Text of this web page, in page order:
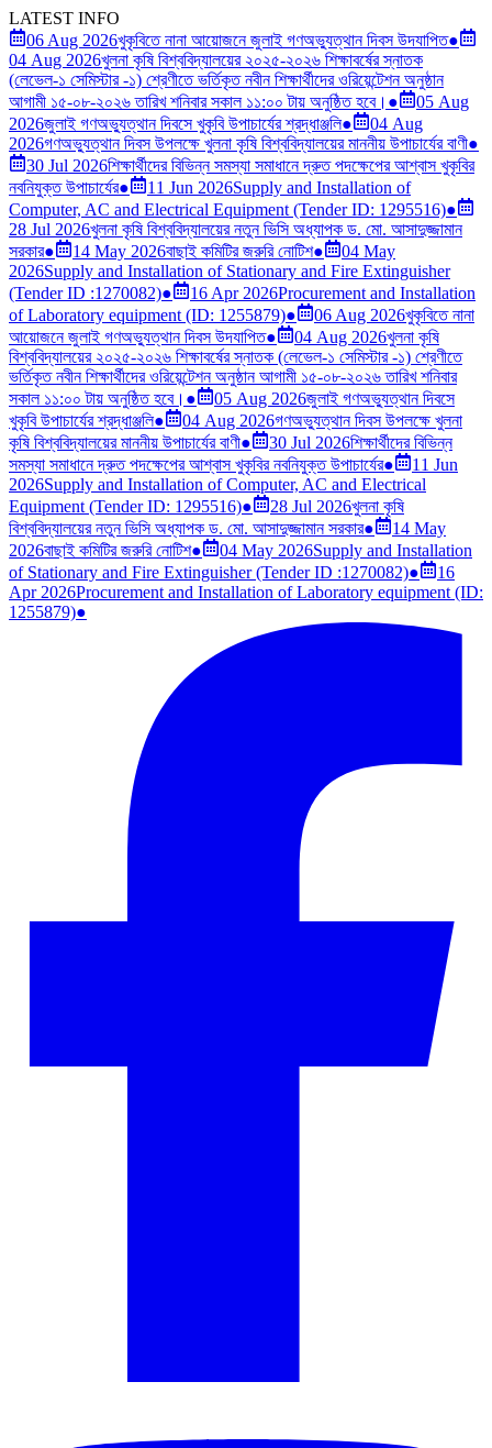
LATEST INFO
06 Aug 2026খুকৃবিতে নানা আয়োজনে জুলাই গণঅভ্যুত্থান দিবস উদযাপিত●
04 Aug 2026খুলনা কৃষি বিশ্ববিদ্যালয়ের ২০২৫-২০২৬ শিক্ষাবর্ষের স্নাতক
(লেভেল-১ সেমিস্টার -১) শ্রেণীতে ভর্তিকৃত নবীন শিক্ষার্থীদের ওরিয়েন্টেশন অনুষ্ঠান
আগামী ১৫-০৮-২০২৬ তারিখ শনিবার সকাল ১১:০০ টায় অনুষ্ঠিত হবে। ●
05 Aug
2026জুলাই গণঅভ্যুত্থান দিবসে খুকৃবি উপাচার্যের শ্রদ্ধাঞ্জলি●
04 Aug
2026গণঅভ্যুত্থান দিবস উপলক্ষে খুলনা কৃষি বিশ্ববিদ্যালয়ের মাননীয় উপাচার্যের বাণী●
30 Jul 2026শিক্ষার্থীদের বিভিন্ন সমস্যা সমাধানে দ্রুত পদক্ষেপের আশ্বাস খুকৃবির
নবনিযুক্ত উপাচার্যের● 11 Jun 2026Supply and Installation of
Computer, AC and Electrical Equipment (Tender ID: 1295516)●
28 Jul 2026খুলনা কৃষি বিশ্ববিদ্যালয়ের নতুন ভিসি অধ্যাপক ড. মো. আসাদুজ্জামান
সরকার● 14 May 2026বাছাই কমিটির জরুরি নোটিশ●
04 May
2026Supply and Installation of Stationary and Fire Extinguisher
(Tender ID :1270082)● 16 Apr 2026Procurement and Installation
of Laboratory equipment (ID: 1255879)● 06 Aug 2026খুকৃবিতে নানা
আয়োজনে জুলাই গণঅভ্যুত্থান দিবস উদযাপিত● 04 Aug 2026খুলনা কৃষি
বিশ্ববিদ্যালয়ের ২০২৫-২০২৬ শিক্ষাবর্ষের স্নাতক (লেভেল-১ সেমিস্টার -১) শ্রেণীতে
ভর্তিকৃত নবীন শিক্ষার্থীদের ওরিয়েন্টেশন অনুষ্ঠান আগামী ১৫-০৮-২০২৬ তারিখ শনিবার
সকাল ১১:০০ টায় অনুষ্ঠিত হবে। ● 05 Aug 2026জুলাই গণঅভ্যুত্থান দিবসে
খুকৃবি উপাচার্যের শ্রদ্ধাঞ্জলি● 04 Aug 2026গণঅভ্যুত্থান দিবস উপলক্ষে খুলনা
কৃষি বিশ্ববিদ্যালয়ের মাননীয় উপাচার্যের বাণী● 30 Jul 2026শিক্ষার্থীদের বিভিন্ন
সমস্যা সমাধানে দ্রুত পদক্ষেপের আশ্বাস খুকৃবির নবনিযুক্ত উপাচার্যের●
11 Jun
2026Supply and Installation of Computer, AC and Electrical
Equipment (Tender ID: 1295516)● 28 Jul 2026খুলনা কৃষি
বিশ্ববিদ্যালয়ের নতুন ভিসি অধ্যাপক ড. মো. আসাদুজ্জামান সরকার●
14 May
2026বাছাই কমিটির জরুরি নোটিশ● 04 May 2026Supply and Installation
of Stationary and Fire Extinguisher (Tender ID :1270082)●
16
Apr 2026Procurement and Installation of Laboratory equipment (ID:
1255879)●